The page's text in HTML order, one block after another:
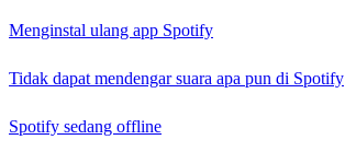
Menginstal ulang app Spotify
Tidak dapat mendengar suara apa pun di Spotify
Spotify sedang offline